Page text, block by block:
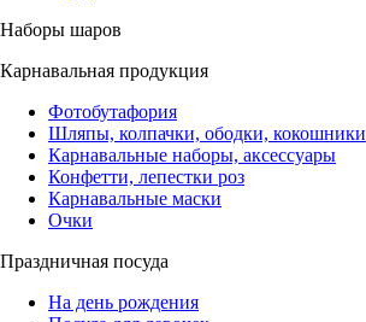
Наборы шаров
Карнавальная продукция
Фотобутафория
Шляпы, колпачки, ободки, кокошники
Карнавальные наборы, аксессуары
Конфетти, лепестки роз
Карнавальные маски
Очки
Праздничная посуда
На день рождения